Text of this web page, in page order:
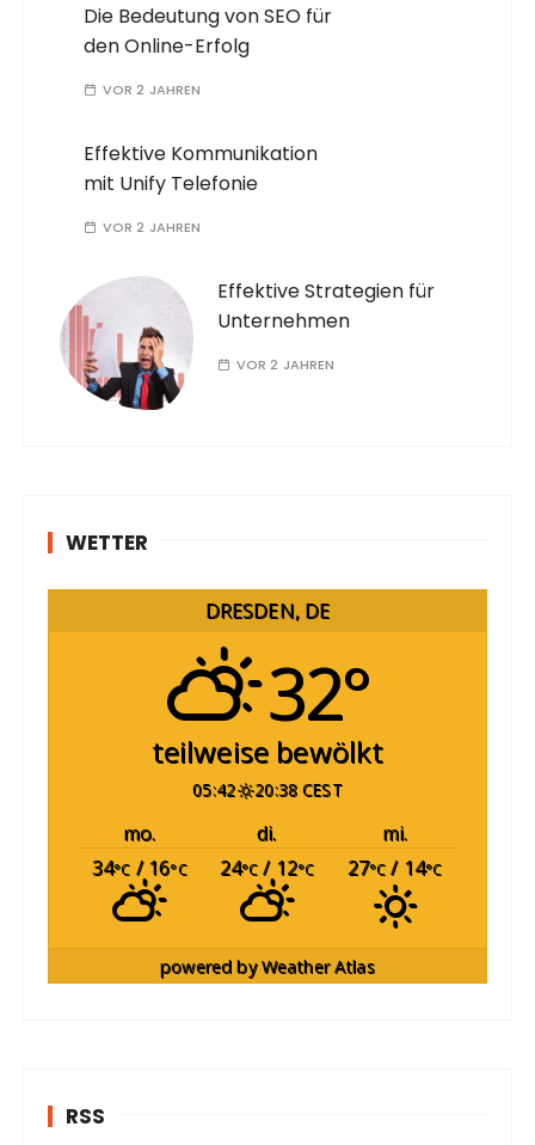
Die Bedeutung von SEO für
den Online-Erfolg
VOR 2 JAHREN
Effektive Kommunikation
mit Unify Telefonie
VOR 2 JAHREN
Effektive Strategien für
Unternehmen
VOR 2 JAHREN
WETTER
DRESDEN, DE
32°
teilweise bewölkt
05:42 20:38 CEST
mo. di.
mi.
34°C / 16°C 24°C / 12°C 27°C / 14°C
powered byWeather Atlas
RSS